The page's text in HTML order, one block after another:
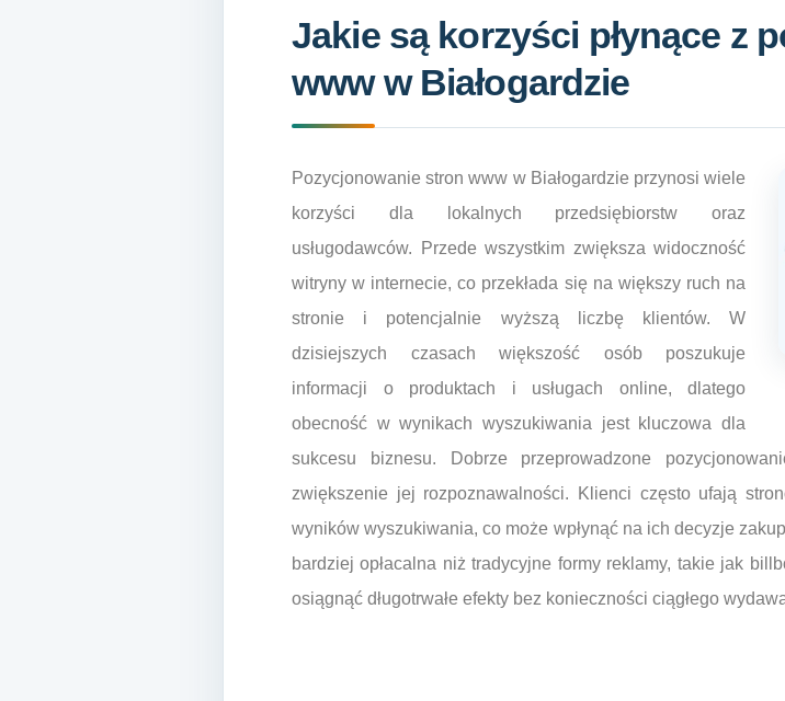
Jakie są korzyści płynące z
www w Białogardzie
Pozycjonowanie stron www w Białogardzie przynosi wiele
korzyści dla lokalnych przedsiębiorstw oraz
usługodawców. Przede wszystkim zwiększa widoczność
witryny w internecie, co przekłada się na większy ruch na
stronie i potencjalnie wyższą liczbę klientów. W
dzisiejszych czasach większość osób poszukuje
informacji o produktach i usługach online, dlatego
obecność w wynikach wyszukiwania jest kluczowa dla
sukcesu biznesu. Dobrze przeprowadzone
zwiększenie jej rozpoznawalności. Klienci często ufają
wyników wyszukiwania, co może wpłynąć na ich decyzje
bardziej opłacalna niż tradycyjne formy reklamy, takie jak
osiągnąć długotrwałe efekty bez konieczności ciągłego